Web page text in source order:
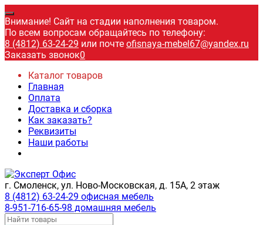
Внимание! Сайт на стадии наполнения товаром.
По всем вопросам обращайтесь по телефону:
8 (4812) 63-24-29 или почте ofisnaya-mebel67@yandex.ru
Заказать звонок0
Каталог товаров
Главная
Оплата
Доставка и сборка
Как заказать?
Реквизиты
Наши работы
г. Смоленск, ул. Ново-Московская, д. 15А, 2 этаж
8 (4812) 63-24-29 офисная мебель
8-951-716-65-98 домашняя мебель